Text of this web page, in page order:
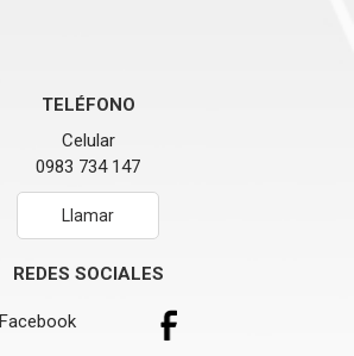
TELÉFONO
Celular
0983 734 147
Llamar
REDES SOCIALES
Facebook